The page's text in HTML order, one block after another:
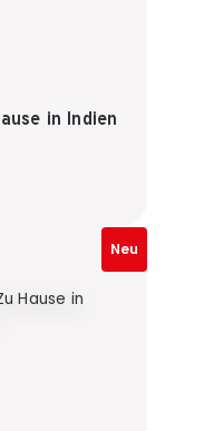
in Indien
Neu